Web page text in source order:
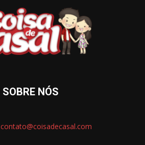
SOBRE NÓS
contato@coisadecasal.com